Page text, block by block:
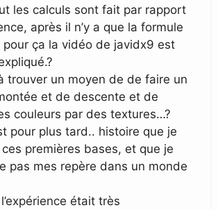
les calculs sont fait par rapport
après il n’y a que la formule
pour ça la vidéo de javidx9 est
trouver un moyen de de faire un
et de descente et de
couleurs par des textures…?
pour plus tard.. histoire que je
premières bases, et que je
pas mes repère dans un monde
était très